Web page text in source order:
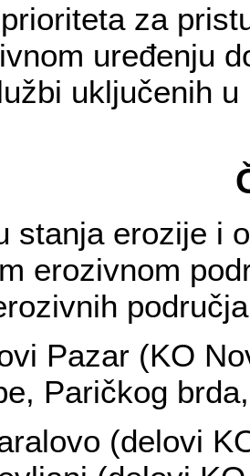
za
uređenju
uključenih
stanja erozije i
erozivnom
Pazar (KO
Paričkog
(delovi